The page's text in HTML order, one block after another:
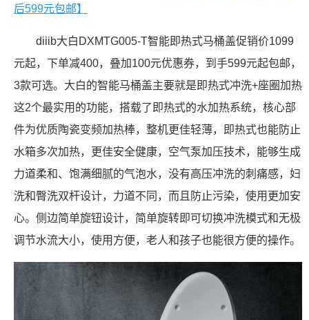
后599元包邮】
diiib大白DXMTG005-T智能即热式马桶盖促销价1099
元起，下单减400，叠加100元优惠券，到手599元起包邮，
3款可选。大白的智能马桶盖主要就是即热式冲洗+座圈加热
这2个最实用的功能，搭载了即热式的水加热系统，核心部
件为优质陶瓷变频加热棒，整机更佳轻薄，即热式也能防止
水箱多次加热，更佳安全健康，空气泵加压技术，能够生成
力道柔和、饱满细腻的气泡水，没有高压冲洗的刺痛感，妇
洗和臀洗双杆设计，力道不同，而且防止污染，使用更加安
心。侧边简单旋钮设计，简单旋转即可切换冲洗模式和无极
调节水流大小，使用方便，老人和孩子也能很方便的操作。